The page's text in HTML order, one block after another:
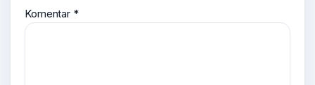
Komentar *